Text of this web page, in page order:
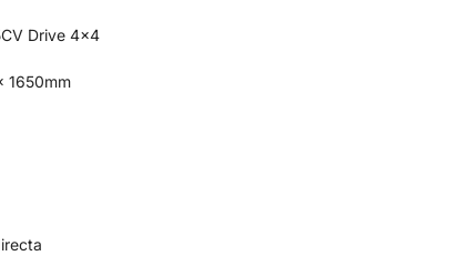
Drive 4x4
1650mm